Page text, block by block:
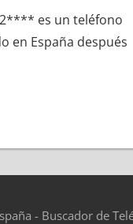
es un teléfono
en España después
- Buscador de